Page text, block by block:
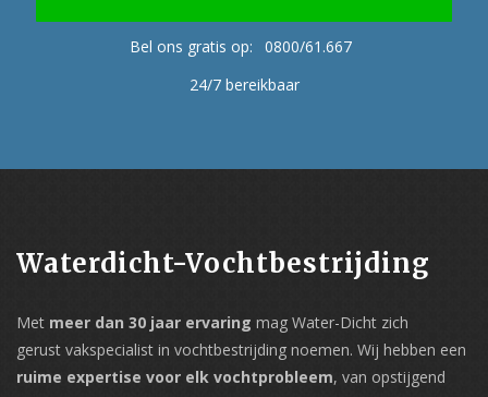
Bel ons gratis op:
0800/61.667
24/7 bereikbaar
Waterdicht-Vochtbestrijding
Met meer dan 30 jaar ervaring mag Water-Dicht zich
gerust vakspecialist in vochtbestrijding noemen. Wij hebben een
ruime expertise voor elk vochtprobleem, van opstijgend